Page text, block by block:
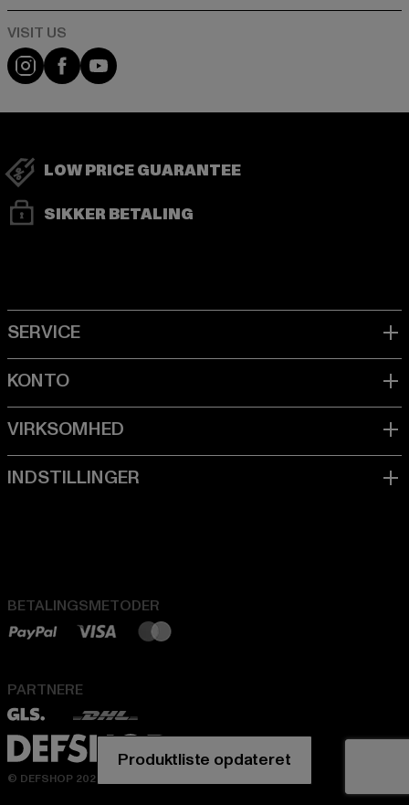
Visit our Instagram page:
Visit our Facebook page:
Visit our YouTube channel:
LOW PRICE GUARANTEE
SIKKER BETALING
BETALINGSMETODER
PARTNERE
© DEFSHOP 2026. Alle rettigheder forbeholdes
Produktliste opdateret